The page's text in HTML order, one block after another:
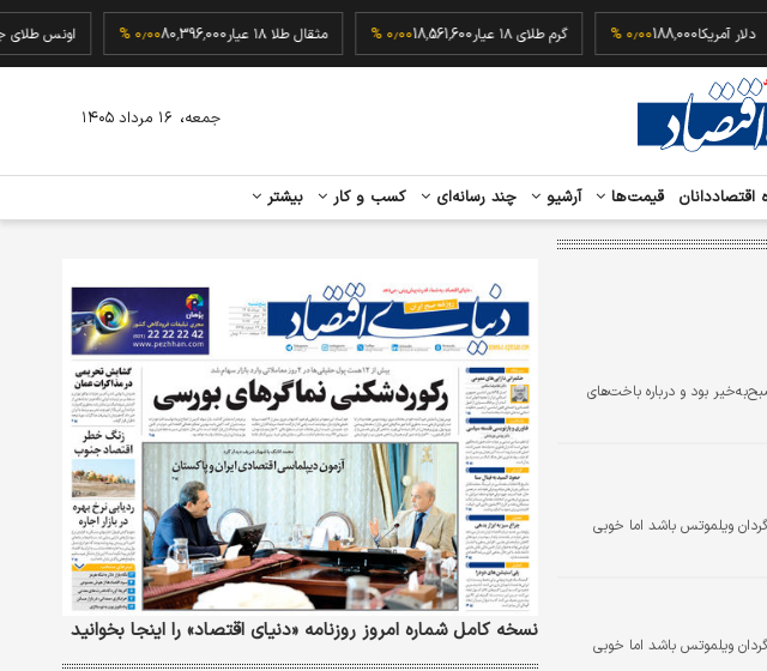
دلار آمریکا188,000۰٫۰۰ % گرم طلای ۱۸ عیار 18,561,600۰٫۰۰ % مثقال طلا ۱۸ عیار 80,396,000۰٫۰۰ % اونس
اقتصاددانان قیمت‌ها آرشیو چند رسانه‌ای کسب و کار بیشتر
جمعه، ۱۶ مرداد ۱۴۰۵
بود و درباره باخت‌های
ویلموتس باشد اما خوبی
ویلموتس باشد اما خوبی
نسخه کامل شماره امروز روزنامه «دنیای‌ اقتصاد» را اینجا بخوانید